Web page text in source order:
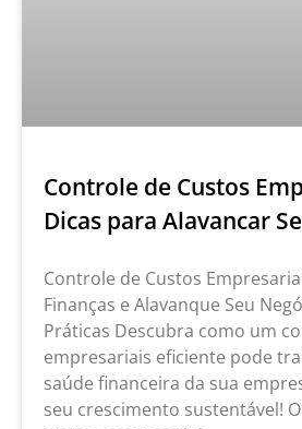
Controle de Custos
Dicas para Alavancar
Controle de Custos
Finanças e Alavanque Seu
Práticas Descubra como um
empresariais eficiente pode
saúde financeira da sua
seu crescimento sustentável!